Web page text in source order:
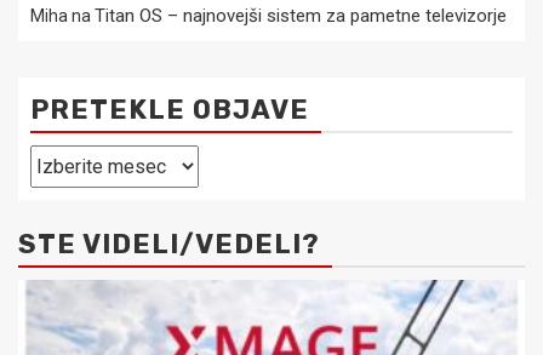
Miha na Titan OS – najnovejši sistem za pametne televizorje
PRETEKLE OBJAVE
Pretekle
objave
STE VIDELI/VEDELI?